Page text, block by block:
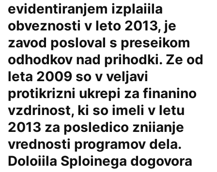
evidentiranjem izplaiila
obveznosti v leto 2013, je
zavod posloval s preseikom
odhodkov nad prihodki. Ze od
leta 2009 so v veljavi
protikrizni ukrepi za finanino
vzdrinost, ki so imeli v letu
2013 za posledico zniianje
vrednosti programov dela.
Doloiila Sploinega dogovora